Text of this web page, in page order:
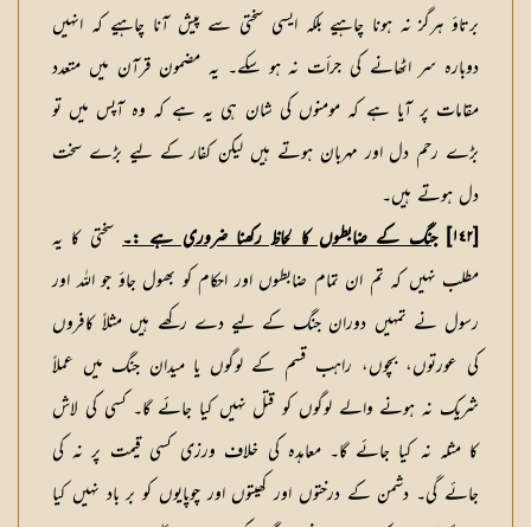
برتاؤ ہرگز نہ ہونا چاہیے بلکہ ایسی سختی سے پیش آنا چاہیے کہ انہیں
دوبارہ سر اٹھانے کی جرأت نہ ہو سکے۔ یہ مضمون قرآن میں متعدد
مقامات پر آیا ہے کہ مومنوں کی شان ہی یہ ہے کہ وہ آپس میں تو
بڑے رحم دل اور مہربان ہوتے ہیں لیکن کفار کے لیے بڑے سخت
دل ہوتے ہیں۔
[١٤٢]
جنگ کے ضابطوں کا لحاظ رکھنا ضروری ہے :۔ سختی کا یہ
مطلب نہیں کہ تم ان تمام ضابطوں اور احکام کو بھول جاؤ جو اللہ اور
رسول نے تمہیں دوران جنگ کے لیے دے رکھے ہیں مثلاً کافروں
کی عورتوں، بچوں، راہب قسم کے لوگوں یا میدان جنگ میں عملاً
شریک نہ ہونے والے لوگوں کو قتل نہیں کیا جائے گا۔ کسی کی لاش
کا مثلہ نہ کیا جائے گا۔ معاہدہ کی خلاف ورزی کسی قیمت پر نہ کی
جائے گی۔ دشمن کے درختوں اور کھیتوں اور چوپایوں کو بر باد نہیں کیا